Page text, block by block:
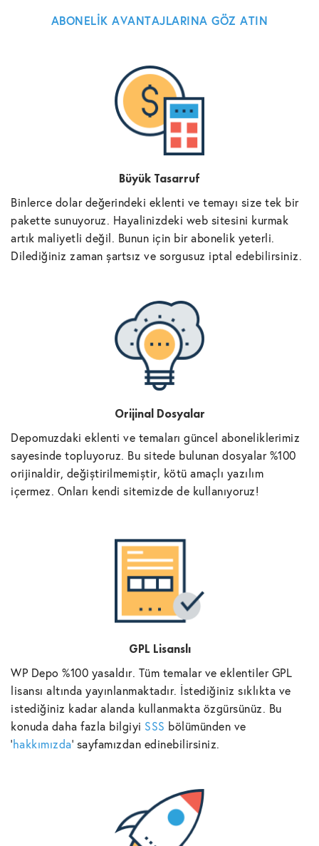
ABONELİK AVANTAJLARINA GÖZ ATIN
Büyük Tasarruf
Binlerce dolar değerindeki eklenti ve temayı size tek bir
pakette sunuyoruz. Hayalinizdeki web sitesini kurmak
artık maliyetli değil. Bunun için bir abonelik yeterli.
Dilediğiniz zaman şartsız ve sorgusuz iptal edebilirsiniz.
Orijinal Dosyalar
Depomuzdaki eklenti ve temaları güncel aboneliklerimiz
sayesinde topluyoruz. Bu sitede bulunan dosyalar %100
orijinaldir, değiştirilmemiştir, kötü amaçlı yazılım
içermez. Onları kendi sitemizde de kullanıyoruz!
GPL Lisanslı
WP Depo %100 yasaldır. Tüm temalar ve eklentiler GPL
lisansı altında yayınlanmaktadır. İstediğiniz sıklıkta ve
istediğiniz kadar alanda kullanmakta özgürsünüz. Bu
konuda daha fazla bilgiyi SSS bölümünden ve
'hakkımızda' sayfamızdan edinebilirsiniz.